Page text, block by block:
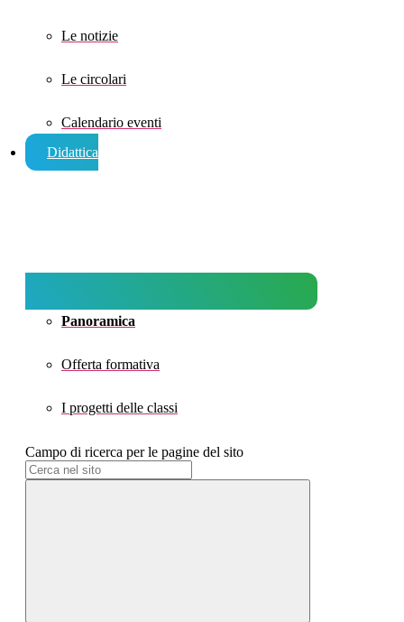
Le notizie
Le circolari
Calendario eventi
Didattica
Panoramica
Offerta formativa
I progetti delle classi
Campo di ricerca per le pagine del sito